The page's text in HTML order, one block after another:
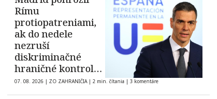
Rímu
protiopatreniami,
ak do nedele
nezruší
diskriminačné
hraničné kontroly
španielskych
občanov
07. 08. 2026 | ZO ZAHRANIČIA | 2 min. čítania | 3 komentáre